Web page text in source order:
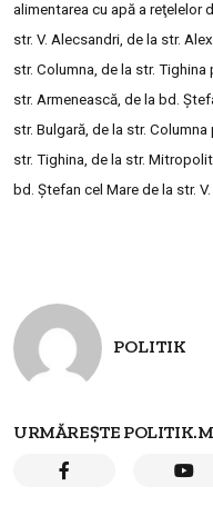
alimentarea cu apă a reţelelor
str. V. Alecsandri, de la str.
str. Columna, de la str. Tighina
str. Armenească, de la bd.
str. Bulgară, de la str.
str. Tighina, de la str.
bd. Ştefan cel Mare de la str.
POLITIK
URMĂREȘTE